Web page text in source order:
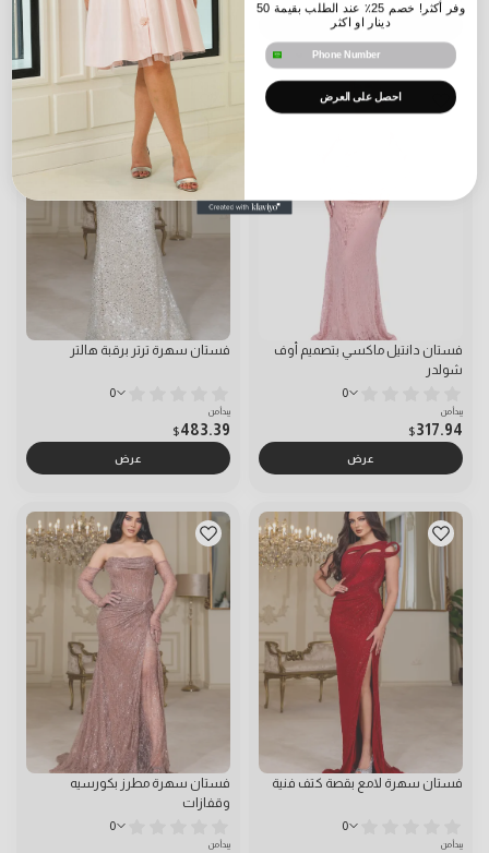
عرض عرض
فستان دانتيل ماكسي بتصميم أوف
شولدر
0
يبدأ من
317.94
$
عرض
فستان سهرة ترتر برقبة هالتر
0
يبدأ من
483.39
$
عرض
فستان سهرة لامع بقصة كتف فنية
0
يبدأ من
فستان سهرة مطرز بكورسيه
وقفازات
0
يبدأ من
وفر أكثر! خصم 25٪ عند الطلب بقيمة 50
دينار او اكثر
phone number
احصل على العرض